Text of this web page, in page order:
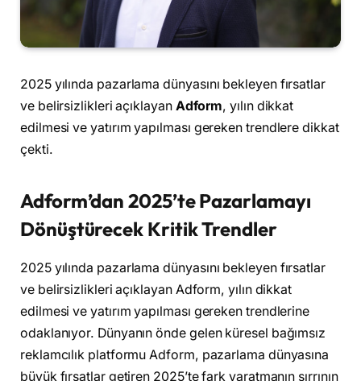
2025 yılında pazarlama dünyasını bekleyen fırsatlar
ve belirsizlikleri açıklayan Adform, yılın dikkat
edilmesi ve yatırım yapılması gereken trendlere dikkat
çekti.
Adform’dan 2025’te Pazarlamayı
Dönüştürecek Kritik Trendler
2025 yılında pazarlama dünyasını bekleyen fırsatlar
ve belirsizlikleri açıklayan Adform, yılın dikkat
edilmesi ve yatırım yapılması gereken trendlerine
odaklanıyor. Dünyanın önde gelen küresel bağımsız
reklamcılık platformu Adform, pazarlama dünyasına
büyük fırsatlar getiren 2025’te fark yaratmanın sırrının